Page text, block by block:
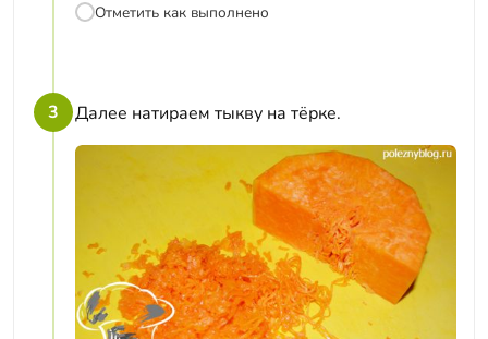
Отметить как выполнено
3 Далее натираем тыкву на тёрке.